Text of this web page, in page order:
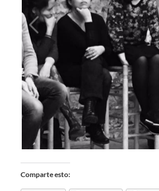
Comparte esto: